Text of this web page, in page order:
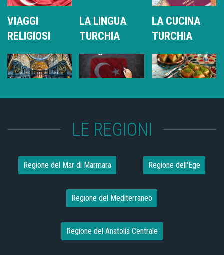
VIAGGI
RELIGIOSI
LA LINGUA
TURCHIA
LA CUCINA
TURCHIA
LE REGIONI
Regione del Mar di Marmara Regione dell'Ege
Regione del Mediterraneo
Regione del Anatolia Centrale